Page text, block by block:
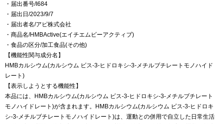
・届出番号/I684
・届出日/2023/9/7
・届出者名/アピ株式会社
・商品名/HMBActive(エイチエムビーアクティブ)
・食品の区分/加工食品(その他)
【機能性関与成分名】
HMBカルシウム(カルシウム ビス-3-ヒドロキシ-3-メチルブチレートモノハイド
レート)
【表示しようとする機能性】
本品には、HMBカルシウム(カルシウム ビス-3-ヒドロキシ-3-メチルブチレート
モノハイドレート)が含まれます。HMBカルシウム(カルシウム ビス-3-ヒドロキ
シ-3-メチルブチレートモノハイドレート)は、運動との併用で自立した日常生活